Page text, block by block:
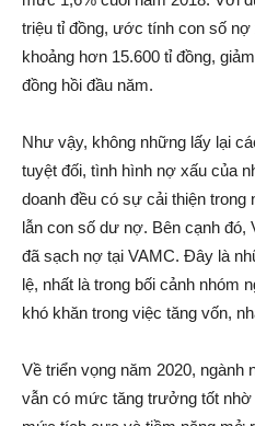
triệu tỉ đồng, ước tính con số nợ
khoảng hơn 15.600 tỉ đồng,
đồng hồi đầu năm.
Như vậy, không những lấy lại
tuyệt đối, tình hình nợ xấu của
doanh đều có sự cải thiện
lẫn con số dư nợ. Bên cạnh đó,
đã sạch nợ tại VAMC. Đây là
lệ, nhất là trong bối cảnh nhóm
khó khăn trong việc tăng vốn,
Về triển vọng năm 2020, ngành
vẫn có mức tăng trưởng tốt